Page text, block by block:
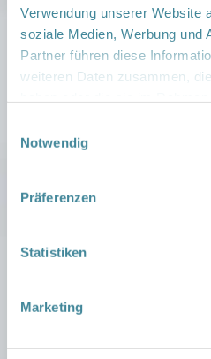
Verwendung unserer Website
soziale Medien, Werbung und
Partner führen diese
weiteren Daten zusammen,
Notwendig
Präferenzen
Statistiken
Marketing
oder ASF Familien- und
7351094, fiv@asf-
Veranstaltungsort:
› auf Google Maps anzeigen
› Zum Regionalnetzwerk ...